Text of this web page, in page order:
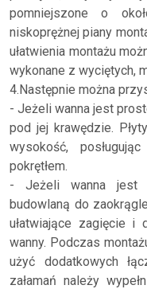
pomniejszone o
niskoprężnej piany
ułatwienia montażu
wykonane z wyciętych,
4.Następnie można
- Jeżeli wanna jest
pod jej krawędzie.
wysokość,
pokrętłem.
- Jeżeli wanna jest
budowlaną do
ułatwiające zagięcie i
wanny. Podczas
użyć dodatkowych
załamań należy